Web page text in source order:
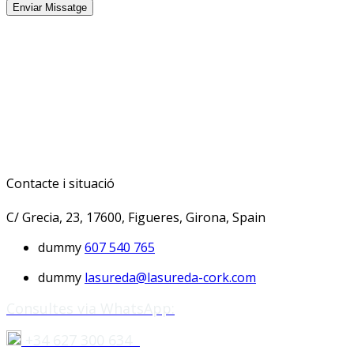
Enviar Missatge
Contacte i situació
C/ Grecia, 23, 17600, Figueres, Girona, Spain
dummy607 540 765
dummy lasureda@lasureda-cork.com